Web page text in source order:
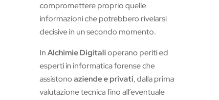
compromettere proprio quelle
informazioni che potrebbero rivelarsi
decisive in un secondo momento.
InAlchimie Digitalioperano periti ed
esperti in informatica forense che
assistonoaziende e privati, dalla prima
valutazione tecnica fino all’eventuale